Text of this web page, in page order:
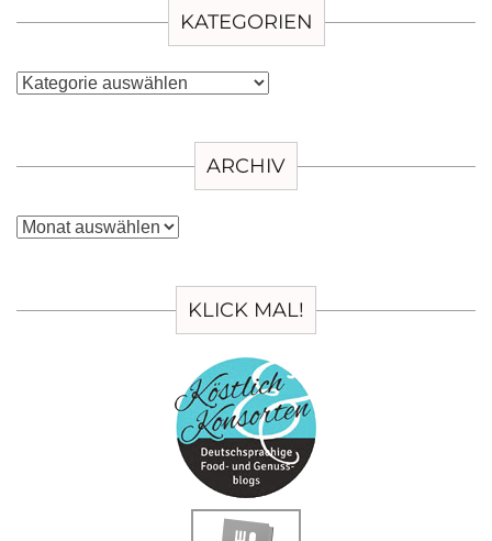
KATEGORIEN
Kategorien
ARCHIV
Archiv
KLICK MAL!